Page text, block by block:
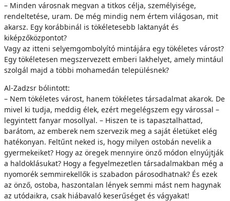
– Minden városnak megvan a titkos célja, személyisége,
rendeltetése, uram. De még mindig nem értem világosan, mit
akarsz. Egy korábbinál is tökéletesebb laktanyát és
kiképzőközpontot?
Vagy az itteni selyemgombolyító mintájára egy tökéletes várost?
Egy tökéletesen megszervezett emberi lakhelyet, amely mintául
szolgál majd a többi mohamedán településnek?
Al-Zadzsr bólintott:
– Nem tökéletes várost, hanem tökéletes társadalmat akarok. De
mivel ki tudja, meddig élek, ezért megelégszem egy várossal –
legyintett fanyar mosollyal. – Hiszen te is tapasztalhattad,
barátom, az emberek nem szervezik meg a saját életüket elég
hatékonyan. Feltűnt neked is, hogy milyen ostobán nevelik a
gyermekeiket? Hogy az öregek mennyire önző módon elnyújtják
a haldoklásukat? Hogy a fegyelmezetlen társadalmakban még a
nyomorék semmirekellők is szabadon párosodhatnak? És ezek
az önző, ostoba, haszontalan lények semmi mást nem hagynak
az utódaikra, csak hiábavaló keserűséget és vágyakat!